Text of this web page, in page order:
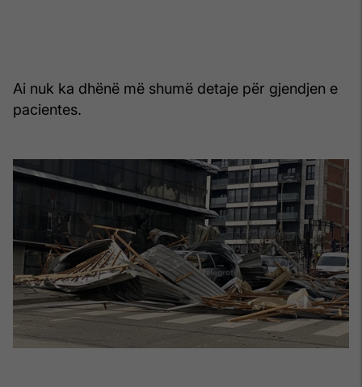
Ai nuk ka dhënë më shumë detaje për gjendjen e
pacientes.